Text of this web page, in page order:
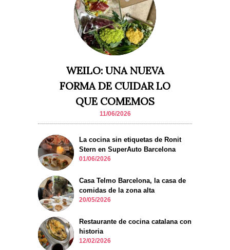
WEILO: UNA NUEVA
FORMA DE CUIDAR LO
QUE COMEMOS
11/06/2026
La cocina sin etiquetas de Ronit
Stern en SuperAuto Barcelona
01/06/2026
Casa Telmo Barcelona, la casa de
comidas de la zona alta
20/05/2026
Restaurante de cocina catalana con
historia
12/02/2026